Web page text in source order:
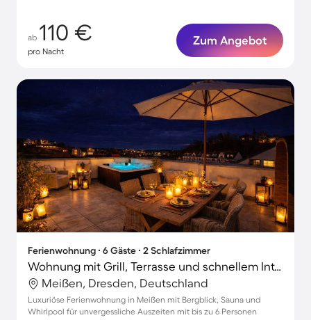
ab 110 €
pro Nacht
Zum Angebot
Ferienwohnung ∙ 6 Gäste ∙ 2 Schlafzimmer
Wohnung mit Grill, Terrasse und schnellem Internet | Bergblick
Meißen, Dresden, Deutschland
Luxuriöse Ferienwohnung in Meißen mit Bergblick, Sauna und
Whirlpool für unvergessliche Auszeiten mit bis zu 6 Personen